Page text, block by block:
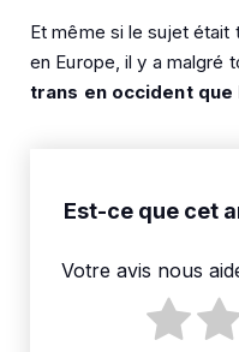
Et même si le sujet était
en Europe, il y a malgré
trans en occident que
Est-ce que cet
Votre avis nous